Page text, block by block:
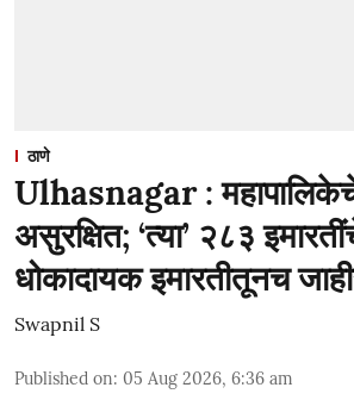
ठाणे
Ulhasnagar :
असुरक्षित; ‘त्या’ २८३
धोकादायक इमारतीतूनच
Swapnil S
Published on: 05 Aug 2026, 6:36 am